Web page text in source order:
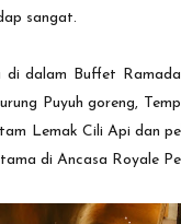
sangat.
dalam Buffet
Puyuh goreng,
Lemak Cili Api dan
di Ancasa Royale